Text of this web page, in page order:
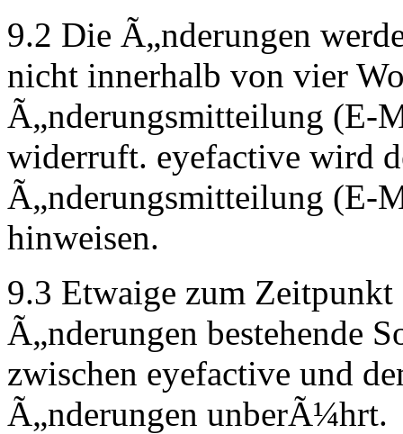
9.2 Die Ã„nderungen
nicht innerhalb von vier
Ã„nderungsmitteilung (E-
widerruft. eyefactive wird
Ã„nderungsmitteilung (E-
hinweisen.
9.3 Etwaige zum Zeitpunkt
Ã„nderungen bestehende
zwischen eyefactive und
Ã„nderungen unberÃ¼hrt.